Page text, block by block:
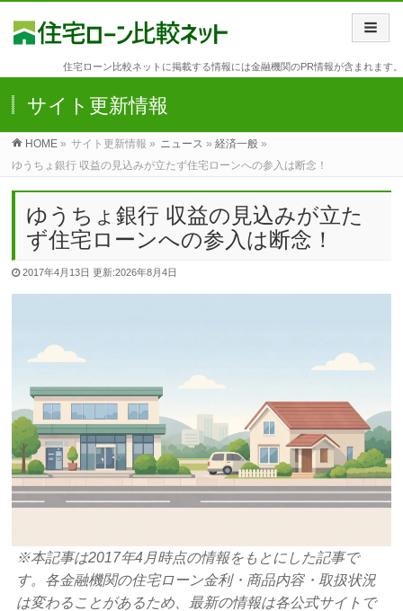
住宅ローン比較ネットに掲載する情報には金融機関のPR情報が含まれます。
サイト更新情報
HOME » サイト更新情報 » ニュース »経済一般 »
ゆうちょ銀行 収益の見込みが立たず住宅ローンへの参入は断念！
ゆうちょ銀行 収益の見込みが立た
ず住宅ローンへの参入は断念！
2017年4月13日更新:2026年8月4日
※本記事は2017年4月時点の情報をもとにした記事で
す。各金融機関の住宅ローン金利・商品内容・取扱状況
は変わることがあるため、最新の情報は各公式サイトで